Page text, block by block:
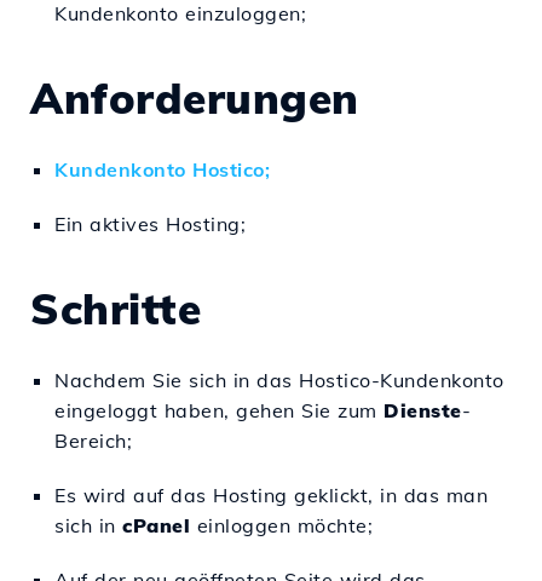
Kundenkonto einzuloggen;
Anforderungen
Kundenkonto Hostico;
Ein aktives Hosting;
Schritte
Nachdem Sie sich in das Hostico-Kundenkonto
eingeloggt haben, gehen Sie zum Dienste-
Bereich;
Es wird auf das Hosting geklickt, in das man
sich in cPanel einloggen möchte;